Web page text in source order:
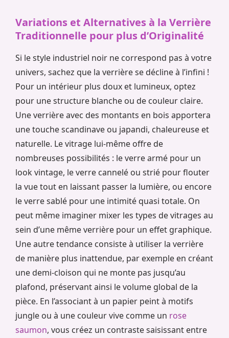
Variations et Alternatives à la Verrière
Traditionnelle pour plus d’Originalité
Si le style industriel noir ne correspond pas à votre
univers, sachez que la verrière se décline à l’infini !
Pour un intérieur plus doux et lumineux, optez
pour une structure blanche ou de couleur claire.
Une verrière avec des montants en bois apportera
une touche scandinave ou japandi, chaleureuse et
naturelle. Le vitrage lui-même offre de
nombreuses possibilités : le verre armé pour un
look vintage, le verre cannelé ou strié pour flouter
la vue tout en laissant passer la lumière, ou encore
le verre sablé pour une intimité quasi totale. On
peut même imaginer mixer les types de vitrages au
sein d’une même verrière pour un effet graphique.
Une autre tendance consiste à utiliser la verrière
de manière plus inattendue, par exemple en créant
une demi-cloison qui ne monte pas jusqu’au
plafond, préservant ainsi le volume global de la
pièce. En l’associant à un papier peint à motifs
jungle ou à une couleur vive comme un rose
saumon, vous créez un contraste saisissant entre